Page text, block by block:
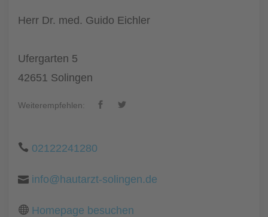
Herr Dr. med. Guido Eichler
Ufergarten 5
42651 Solingen
Weiterempfehlen:
02122241280
info@hautarzt-solingen.de
Homepage besuchen